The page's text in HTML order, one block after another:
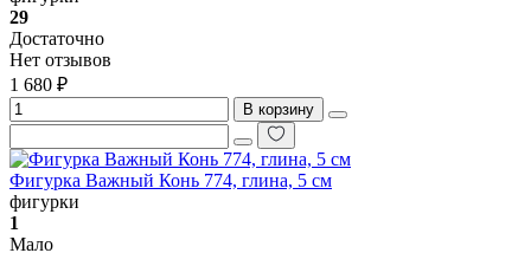
29
Достаточно
Нет отзывов
1 680 ₽
В корзину
Фигурка Важный Конь 774, глина, 5 см
фигурки
1
Мало